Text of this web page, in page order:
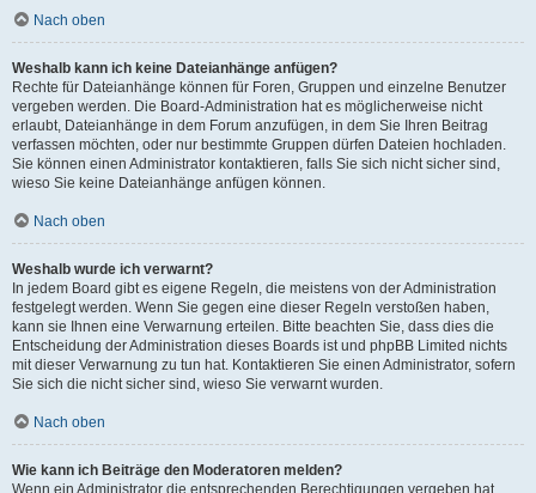
Nach oben
Weshalb kann ich keine Dateianhänge anfügen?
Rechte für Dateianhänge können für Foren, Gruppen und einzelne Benutzer
vergeben werden. Die Board-Administration hat es möglicherweise nicht
erlaubt, Dateianhänge in dem Forum anzufügen, in dem Sie Ihren Beitrag
verfassen möchten, oder nur bestimmte Gruppen dürfen Dateien hochladen.
Sie können einen Administrator kontaktieren, falls Sie sich nicht sicher sind,
wieso Sie keine Dateianhänge anfügen können.
Nach oben
Weshalb wurde ich verwarnt?
In jedem Board gibt es eigene Regeln, die meistens von der Administration
festgelegt werden. Wenn Sie gegen eine dieser Regeln verstoßen haben,
kann sie Ihnen eine Verwarnung erteilen. Bitte beachten Sie, dass dies die
Entscheidung der Administration dieses Boards ist und phpBB Limited nichts
mit dieser Verwarnung zu tun hat. Kontaktieren Sie einen Administrator, sofern
Sie sich die nicht sicher sind, wieso Sie verwarnt wurden.
Nach oben
Wie kann ich Beiträge den Moderatoren melden?
Wenn ein Administrator die entsprechenden Berechtigungen vergeben hat,